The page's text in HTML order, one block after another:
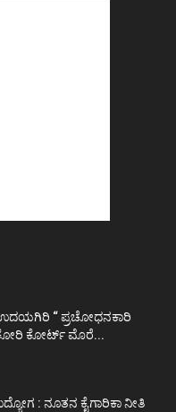
ಉದಯಗಿರಿ “ ಪ್ರಚೋಧನಕಾರಿ
ಕೋರ್ಟ್‌ ಮೊರೆ...
: ನೂತನ ಕೈಗಾರಿಕಾ ನೀತಿ